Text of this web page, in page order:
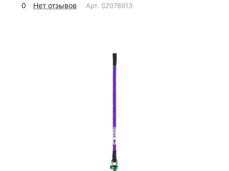
0 Нет отзывов Арт. SZ078913